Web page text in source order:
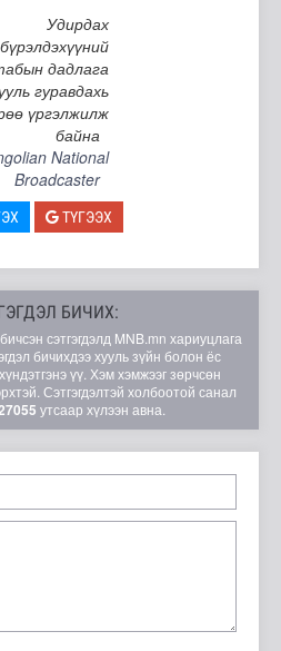
Удирдах
бүрэлдэхүүний
дадлага
гуравдахь
үргэлжилж
байна
National
Broadcaster
ТҮГЭЭХ
БИЧИХ:
сэтгэгдэлд MNB.mn хариуцлага
бичихдээ хууль зүйн болон ёс
үү. Хэм хэмжээг зөрчсөн
Сэтгэгдэлтэй холбоотой санал
утсаар хүлээн авна.